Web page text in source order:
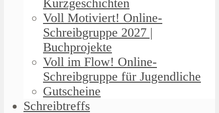
Kurzgeschichten
Voll Motiviert! Online-
Schreibgruppe 2027 |
Buchprojekte
Voll im Flow! Online-
Schreibgruppe für Jugendliche
Gutscheine
Schreibtreffs